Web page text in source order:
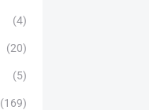
(4)
(20)
(5)
(169)